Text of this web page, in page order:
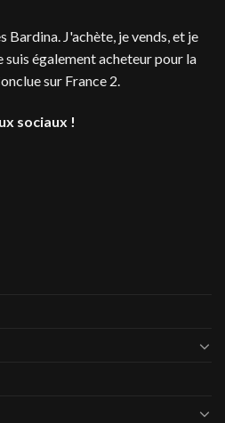
Bardina. J'achète, je vends, et je
suis également acheteur pour la
sur France 2.
sociaux !